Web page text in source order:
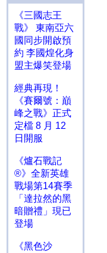
《三國志王
戰》 東南亞六
國同步開啟預
約 李國煌化身
盟主爆笑登場
經典再現！
《賽爾號：巔
峰之戰》正式
定檔 8 月 12
日開服
《爐石戰記
®》全新英雄
戰場第14賽季
「達拉然的黑
暗贈禮」現已
登場
《黑色沙